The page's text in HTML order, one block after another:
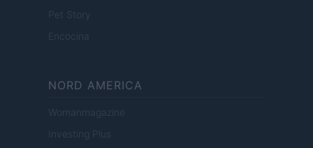
Pet Story
Encocina
NORD AMERICA
Womanmagazine
Investing Plus